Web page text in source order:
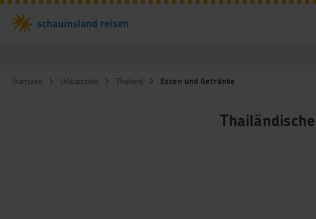
Startseite Urlaubsziele Thailand Essen und Getränke